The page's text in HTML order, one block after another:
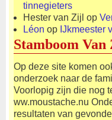
tinnegieters
Hester van Zijl op
Léon op IJkmeester
Stamboom Van
Op deze site komen
onderzoek naar de
Voorlopig zijn die nog
ww.moustache.nu
resultaten van